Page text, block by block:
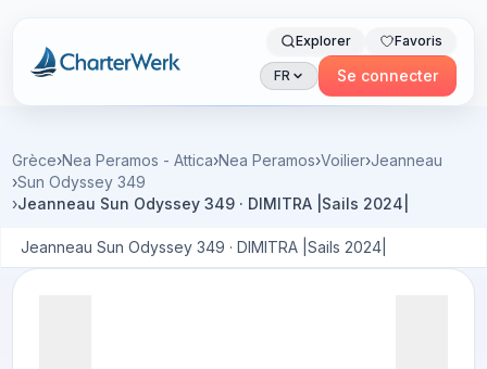
Charterwerk
Explorer Favoris
FR Se connecter
Grèce›Nea Peramos - Attica›Nea Peramos›Voilier›Jeanneau
›Sun Odyssey 349
›Jeanneau Sun Odyssey 349 · DIMITRA |Sails 2024|
Jeanneau Sun Odyssey 349 · DIMITRA |Sails 2024|